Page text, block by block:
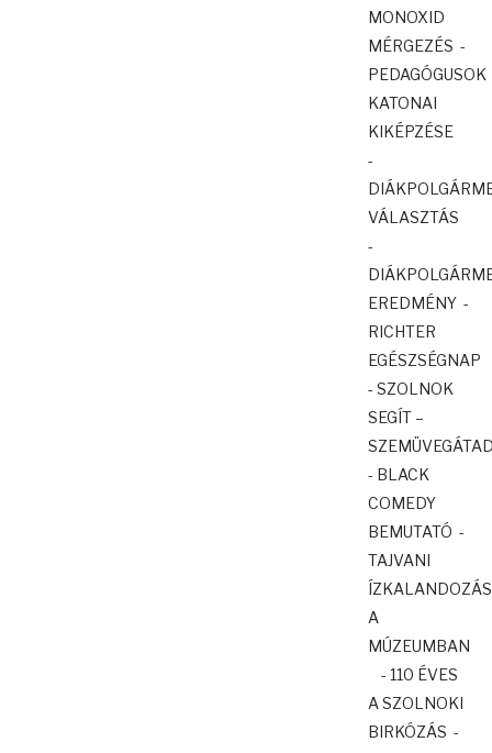
MONOXID
MÉRGEZÉS -
PEDAGÓGUSOK
KATONAI
KIKÉPZÉSE
-
VÁLASZTÁS
-
EREDMÉNY -
RICHTER
EGÉSZSÉGNAP
- SZOLNOK
SEGÍT –
- BLACK
COMEDY
BEMUTATÓ -
TAJVANI
ÍZKALANDOZÁS
A
MÚZEUMBAN
- 110 ÉVES
A SZOLNOKI
BIRKÓZÁS -